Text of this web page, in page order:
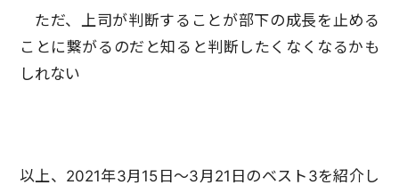
ただ、上司が判断することが部下の成長を止める
ことに繋がるのだと知ると判断したくなくなるかも
しれない
以上、2021年3月15日～3月21日のベスト3を紹介し